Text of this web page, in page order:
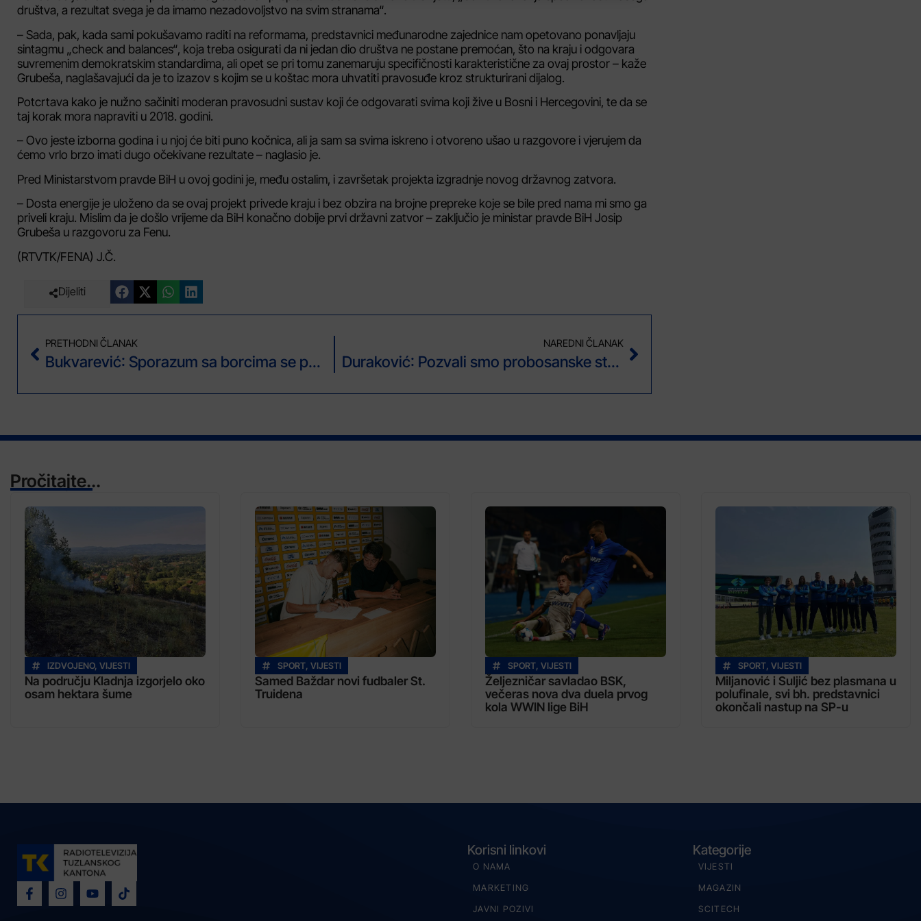
društva, a rezultat svega je da imamo nezadovoljstvo na svim stranama“.
– Sada, pak, kada sami pokušavamo raditi na reformama, predstavnici međunarodne zajednice nam opetovano ponavljaju
sintagmu „check and balances“, koja treba osigurati da ni jedan dio društva ne postane premoćan, što na kraju i odgovara
suvremenim demokratskim standardima, ali opet se pri tomu zanemaruju specifičnosti karakteristične za ovaj prostor – kaže
Grubeša, naglašavajući da je to izazov s kojim se u koštac mora uhvatiti pravosuđe kroz strukturirani dijalog.
Potcrtava kako je nužno sačiniti moderan pravosudni sustav koji će odgovarati svima koji žive u Bosni i Hercegovini, te da se
taj korak mora napraviti u 2018. godini.
– Ovo jeste izborna godina i u njoj će biti puno kočnica, ali ja sam sa svima iskreno i otvoreno ušao u razgovore i vjerujem da
ćemo vrlo brzo imati dugo očekivane rezultate – naglasio je.
Pred Ministarstvom pravde BiH u ovoj godini je, među ostalim, i završetak projekta izgradnje novog državnog zatvora.
– Dosta energije je uloženo da se ovaj projekt privede kraju i bez obzira na brojne prepreke koje se bile pred nama mi smo ga
priveli kraju. Mislim da je došlo vrijeme da BiH konačno dobije prvi državni zatvor – zaključio je ministar pravde BiH Josip
Grubeša u razgovoru za Fenu.
(RTVTK/FENA) J.Č.
Dijeliti
PRETHODNI ČLANAK
Bukvarević: Sporazum sa borcima se poštuje
NAREDNI ČLANAK
Duraković: Pozvali smo probosanske stranke da razgovaramo o pravima povratnika
Pročitajte...
IZDVOJENO, VIJESTI
Na području Kladnja izgorjelo oko
osam hektara šume
SPORT VIJESTI
Samed Baždar novi fudbaler St.
Truidena
SPORT VIJESTI
Željezničar savladao BSK,
večeras nova dva duela prvog
kola WWIN lige BiH
SPORT VIJESTI
Miljanović i Suljić bez plasmana u
polufinale, svi bh. predstavnici
okončali nastup na SP-u
Korisni linkovi
O NAMA
MARKETING
JAVNI POZIVI
Kategorije
VIJESTI
MAGAZIN
SCITECH